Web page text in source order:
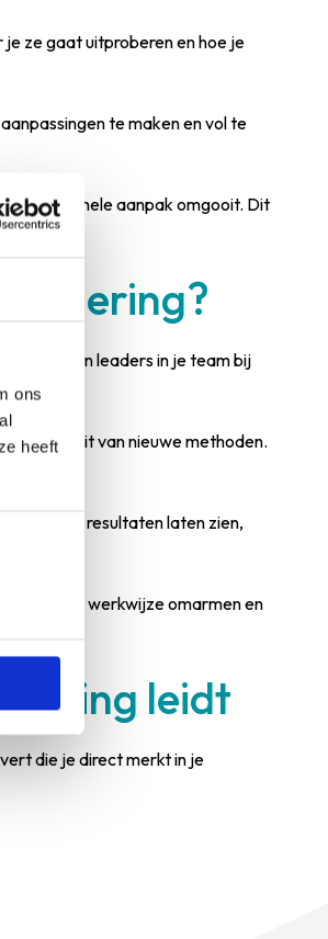
ons
heeft
ze gaat uitproberen en hoe je
te maken en vol te
je je hele aanpak omgooit. Dit
opinion leaders in je team bij
van nieuwe methoden.
positieve resultaten laten zien,
de nieuwe werkwijze omarmen en
leidt
die je direct merkt in je